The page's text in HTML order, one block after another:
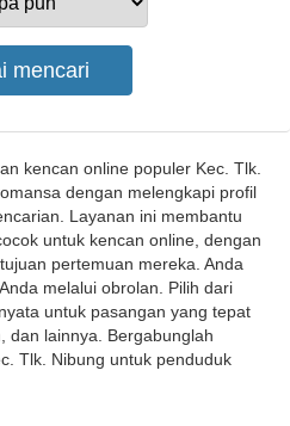
kencan online populer Kec. Tlk.
dengan melengkapi profil
Layanan ini membantu
untuk kencan online, dengan
pertemuan mereka. Anda
melalui obrolan. Pilih dari
untuk pasangan yang tepat
dan lainnya. Bergabunglah
Tlk. Nibung untuk penduduk